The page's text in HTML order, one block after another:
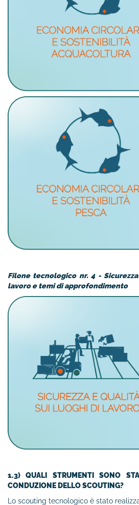
Filone tecnologico nr.4 -
lavoroe temi di approfondimento
1.3) QUALI STRUMENTI SONO
CONDUZIONE DELLO SCOUTING?
Lo scouting tecnologico è stato